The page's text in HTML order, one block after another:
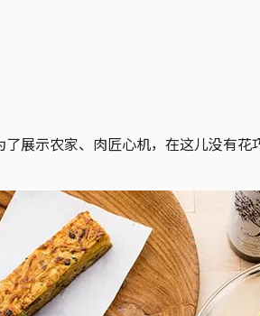
展示农家、肉匠心机，在这儿没有